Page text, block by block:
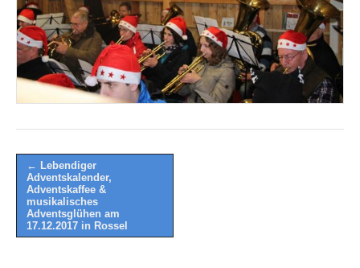
Post
navigation
← Lebendiger
Adventskalender,
Adventskaffee &
musikalisches
Adventsglühen am
17.12.2017 in Rossel